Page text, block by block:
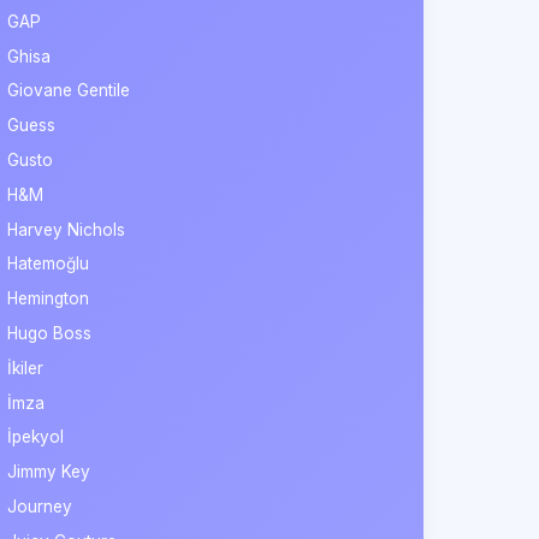
GAP
Ghisa
Giovane Gentile
Guess
Gusto
H&M
Harvey Nichols
Hatemoğlu
Hemington
Hugo Boss
İkiler
İmza
İpekyol
Jimmy Key
Journey